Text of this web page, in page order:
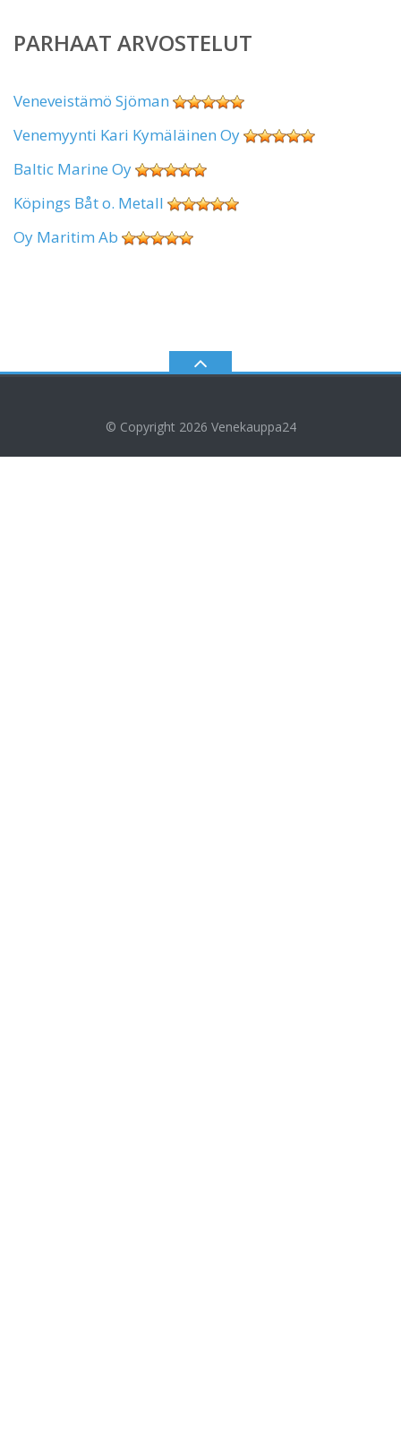
PARHAAT ARVOSTELUT
Veneveistämö Sjöman
Venemyynti Kari Kymäläinen Oy
Baltic Marine Oy
Köpings Båt o. Metall
Oy Maritim Ab
© Copyright 2026 Venekauppa24